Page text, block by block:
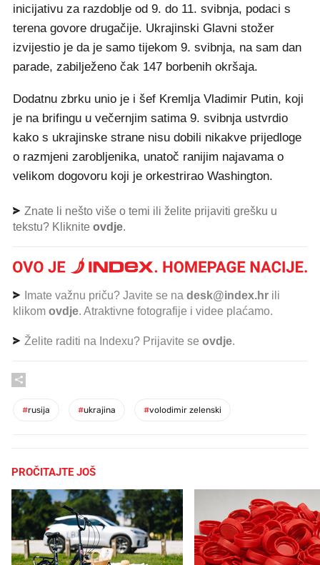
inicijativu za razdoblje od 9. do 11. svibnja, podaci s
terena govore drugačije. Ukrajinski Glavni stožer
izvijestio je da je samo tijekom 9. svibnja, na sam dan
parade, zabilježeno čak 147 borbenih okršaja.
Dodatnu zbrku unio je i šef Kremlja Vladimir Putin, koji
je na brifingu u večernjim satima 9. svibnja ustvrdio
kako s ukrajinske strane nisu dobili nikakve prijedloge
o razmjeni zarobljenika, unatoč ranijim najavama o
velikom dogovoru koji je orkestrirao Washington.
Znate li nešto više o temi ili želite prijaviti grešku u
tekstu? Kliknite ovdje.
Imate važnu priču? Javite se na desk@index.hr ili
klikom ovdje. Atraktivne fotografije i videe plaćamo.
Želite raditi na Indexu? Prijavite se ovdje.
#rusija #ukrajina #volodimir zelenski
PROČITAJTE JOŠ